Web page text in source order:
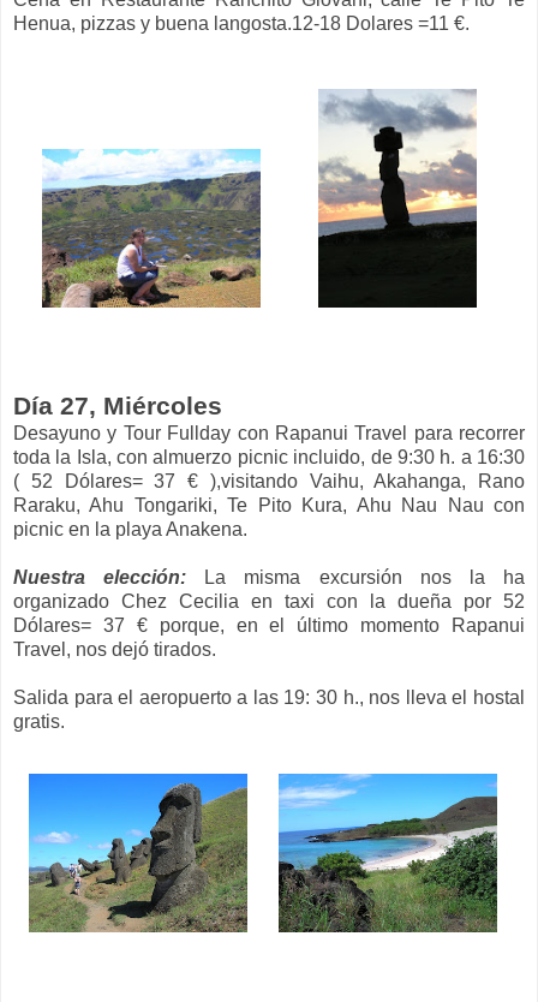
Henua, pizzas y buena langosta.12-18 Dolares =11 €.
Día 27, Miércoles
Desayuno y Tour Fullday con Rapanui Travel para recorrer
toda la Isla, con almuerzo picnic incluido, de 9:30 h. a 16:30
( 52 Dólares= 37 € ),visitando Vaihu, Akahanga, Rano
Raraku, Ahu Tongariki, Te Pito Kura, Ahu Nau Nau con
picnic en la playa Anakena.
Nuestra elección: La misma excursión nos la ha
organizado Chez Cecilia en taxi con la dueña por 52
Dólares= 37 € porque, en el último momento Rapanui
Travel, nos dejó tirados.
Salida para el aeropuerto a las 19: 30 h., nos lleva el hostal
gratis.